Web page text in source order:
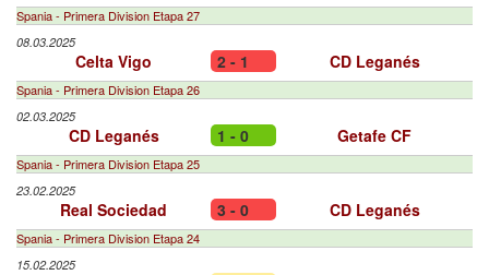
Spania - Primera Division Etapa 27
08.03.2025
Celta Vigo 2 - 1 CD Leganés
Spania - Primera Division Etapa 26
02.03.2025
CD Leganés 1 - 0 Getafe CF
Spania - Primera Division Etapa 25
23.02.2025
Real Sociedad 3 - 0 CD Leganés
Spania - Primera Division Etapa 24
15.02.2025